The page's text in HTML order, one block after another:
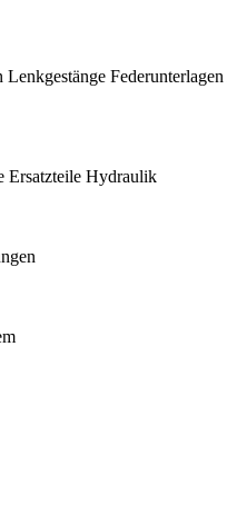
Lenkgestänge Federunterlagen
Ersatzteile Hydraulik